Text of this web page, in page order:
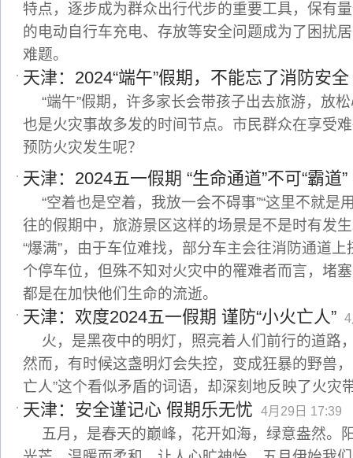
特点，逐步成为群众出行代步的重要工具，保有
的电动自行车充电、存放等安全问题成为了困扰
难题。
天津：2024“端午”假期，不能忘了消防安全
“端午”假期，许多家长会带孩子出去旅游，放
也是火灾事故多发的时间节点。市民群众在享受
预防火灾发生呢？
天津：2024五一假期 “生命通道”不可“霸道”
“空着也是空着，我放一会不碍事”“这里不就
往的假期中，旅游景区这样的场景是不是时有发
“爆满”，由于车位难找，部分车主会往消防通道上
个停车位，但殊不知对火灾中的罹难者而言，堵
都是在加快他们生命的流逝。
天津：欢度2024五一假期 谨防“小火亡人”
火，是黑夜中的明灯，照亮着人们前行的道路
然而，有时候这盏明灯会失控，变成狂暴的野兽
亡人”这个看似矛盾的词语，却深刻地反映了火灾
天津：安全谨记心 假期乐无忧 4月29日 17:39
五月，是春天的巅峰，花开如海，绿意盎然。